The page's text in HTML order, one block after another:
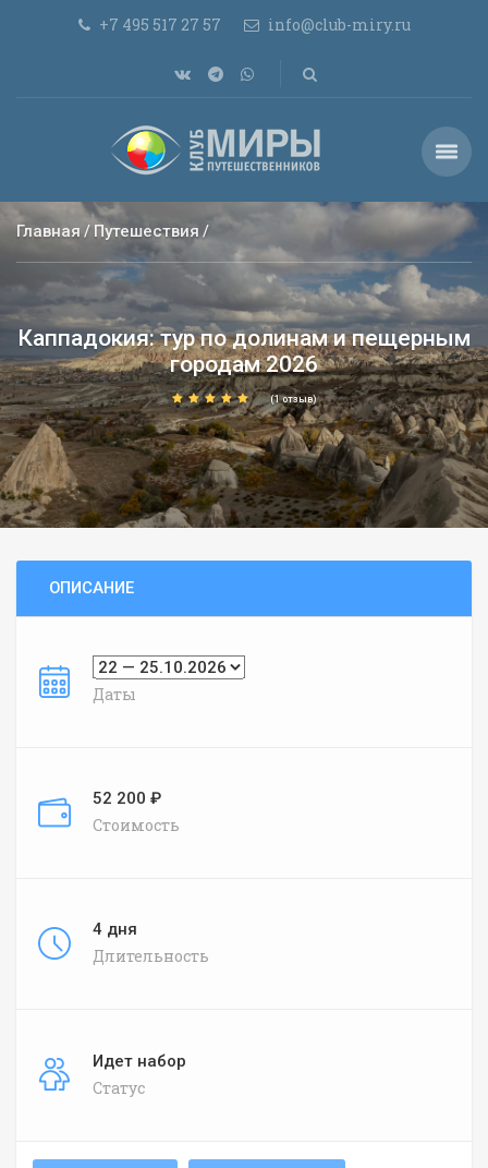
+7 495 517 27 57 info@club-miry.ru
Главная Путешествия
Каппадокия: тур по долинам и пещерным
городам 2026
(1 отзыв)
ОПИСАНИЕ
Даты
52 200 ₽
Стоимость
4 дня
Длительность
Идет набор
Статус